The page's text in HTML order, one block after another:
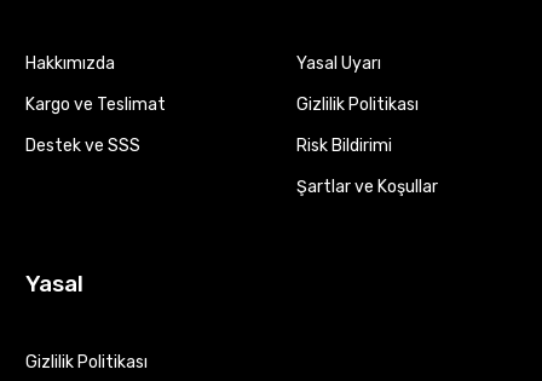
Hakkımızda
Kargo ve Teslimat
Destek ve SSS
Yasal Uyarı
Gizlilik Politikası
Risk Bildirimi
Şartlar ve Koşullar
Yasal
Gizlilik Politikası